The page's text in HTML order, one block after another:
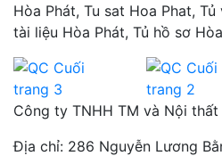
Hòa Phát, Tu sat Hoa Phat,
tài liệu Hòa Phát, Tủ hồ sơ
Công ty TNHH TM và Nội thất
Địa chỉ: 286 Nguyễn Lương